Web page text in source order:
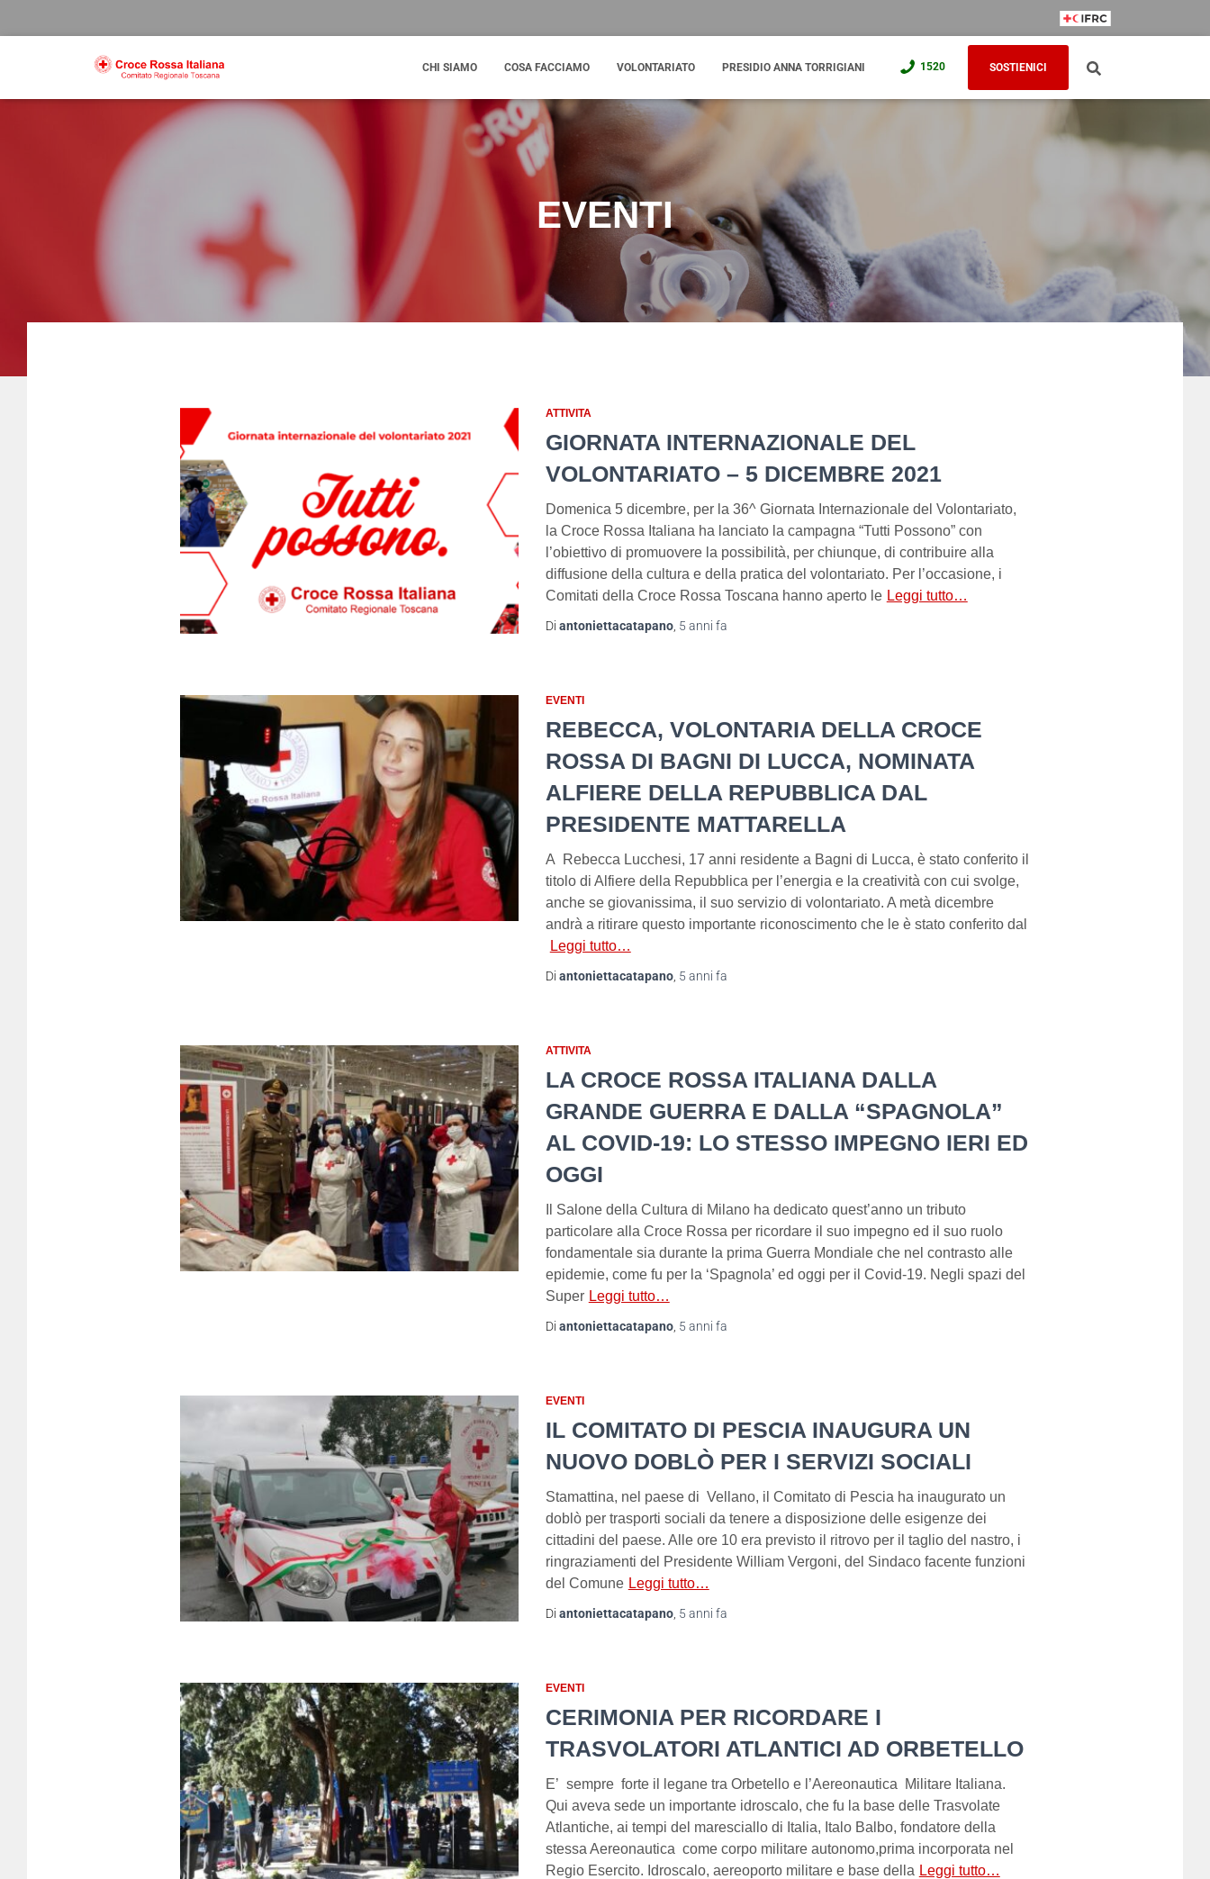
CHI SIAMO
COSA FACCIAMO VOLONTARIATO PRESIDIO ANNA TORRIGIANI 1520 SOSTIENICI
EVENTI
ATTIVITA
GIORNATA INTERNAZIONALE DEL
VOLONTARIATO – 5 DICEMBRE 2021
Domenica 5 dicembre, per la 36^ Giornata Internazionale del Volontariato,
la Croce Rossa Italiana ha lanciato la campagna “Tutti Possono” con
l’obiettivo di promuovere la possibilità, per chiunque, di contribuire alla
diffusione della cultura e della pratica del volontariato. Per l’occasione, i
Comitati della Croce Rossa Toscana hanno aperto le Leggi tutto…
Di antoniettacatapano, 5 anni fa
EVENTI
REBECCA, VOLONTARIA DELLA CROCE
ROSSA DI BAGNI DI LUCCA, NOMINATA
ALFIERE DELLA REPUBBLICA DAL
PRESIDENTE MATTARELLA
A Rebecca Lucchesi, 17 anni residente a Bagni di Lucca, è stato conferito il
titolo di Alfiere della Repubblica per l’energia e la creatività con cui svolge,
anche se giovanissima, il suo servizio di volontariato. A metà dicembre
andrà a ritirare questo importante riconoscimento che le è stato conferito dal
Leggi tutto…
Di antoniettacatapano, 5 anni fa
ATTIVITA
LA CROCE ROSSA ITALIANA DALLA
GRANDE GUERRA E DALLA “SPAGNOLA”
AL COVID-19: LO STESSO IMPEGNO IERI ED
OGGI
Il Salone della Cultura di Milano ha dedicato quest’anno un tributo
particolare alla Croce Rossa per ricordare il suo impegno ed il suo ruolo
fondamentale sia durante la prima Guerra Mondiale che nel contrasto alle
epidemie, come fu per la ‘Spagnola’ ed oggi per il Covid-19. Negli spazi del
Super Leggi tutto…
Di antoniettacatapano, 5 anni fa
EVENTI
IL COMITATO DI PESCIA INAUGURA UN
NUOVO DOBLÒ PER I SERVIZI SOCIALI
Stamattina, nel paese di Vellano, il Comitato di Pescia ha inaugurato un
doblò per trasporti sociali da tenere a disposizione delle esigenze dei
cittadini del paese. Alle ore 10 era previsto il ritrovo per il taglio del nastro, i
ringraziamenti del Presidente William Vergoni, del Sindaco facente funzioni
del Comune Leggi tutto…
Di antoniettacatapano, 5 anni fa
EVENTI
CERIMONIA PER RICORDARE I
TRASVOLATORI ATLANTICI AD ORBETELLO
E’ sempre forte il legane tra Orbetello e l’Aereonautica Militare Italiana.
Qui aveva sede un importante idroscalo, che fu la base delle Trasvolate
Atlantiche, ai tempi del maresciallo di Italia, Italo Balbo, fondatore della
stessa Aereonautica come corpo militare autonomo,prima incorporata nel
Regio Esercito. Idroscalo, aereoporto militare e base della Leggi tutto…